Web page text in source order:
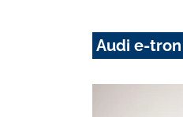
Audi e-tron